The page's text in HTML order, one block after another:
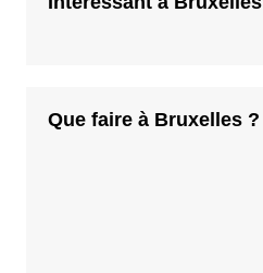
Que faire à Bruxelles ?